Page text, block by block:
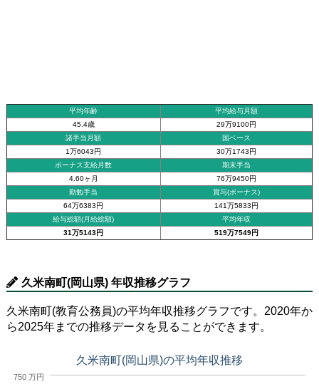
平均年齢
平均給与月額
45.4歳
29万9100円
諸手当月額
国ベース
1万6043円
30万1743円
ボーナス支給月数
期末手当
4.60ヶ月
76万9450円
勤勉手当
賞与(ボーナス)
64万6383円
141万5833円
給与総額(月給総額)
平均年収
31万5143円
519万7549円
久米南町(岡山県) 年収推移グラフ
久米南町(教育公務員)の平均年収推移グラフです。2020年か
ら2025年までの推移データを見ることができます。
久米南町(岡山県)の平均年収推移
750 万円